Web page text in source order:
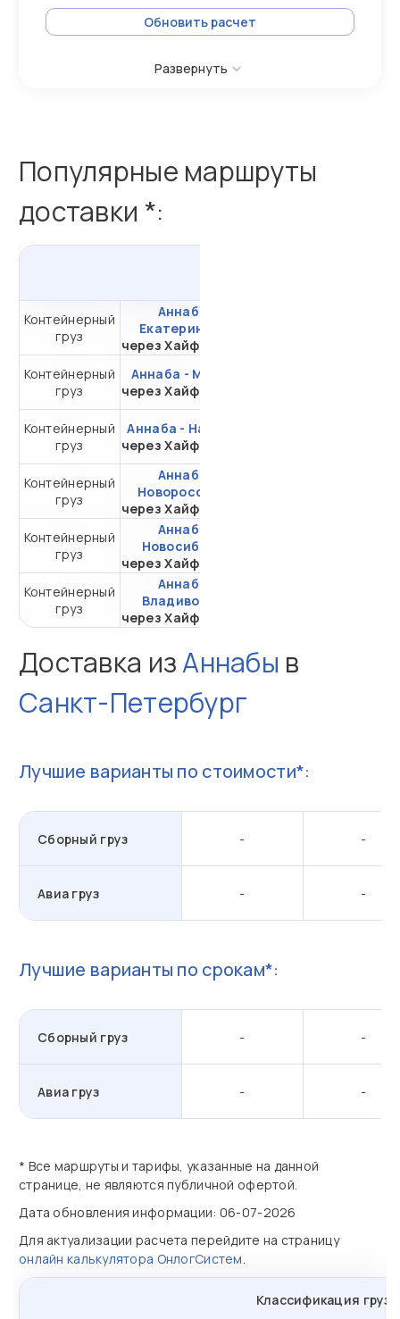
Обновить расчет
Развернуть
Популярные маршруты
доставки *:
Контейнерный
груз
Аннаба -
Екатеринбург
через Хайфон (Тр.)
Контейнерный
груз
Аннаба - Москва
через Хайфон (Тр.)
Контейнерный
груз
Аннаба - Находка
через Хайфон (Тр.)
Контейнерный
груз
Аннаба -
Новороссийск
через Хайфон (Тр.)
Контейнерный
груз
Аннаба -
Новосибирск
через Хайфон (Тр.)
Контейнерный
груз
Аннаба -
Владивосток
через Хайфон (Тр.)
Доставка изАннабы в
Санкт-Петербург
Лучшие варианты по стоимости*:
Сборный груз - -
Авиа груз - -
Лучшие варианты по срокам*:
Сборный груз - -
Авиа груз - -
* Все маршруты и тарифы, указанные на данной
странице, не являются публичной офертой.
Дата обновления информации: 06-07-2026
Для актуализации расчета перейдите на страницу
онлайн калькулятора ОнлогСистем.
Классификация